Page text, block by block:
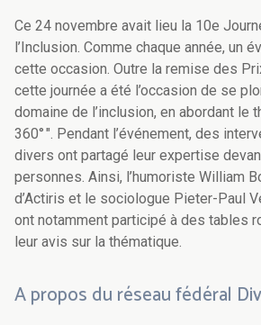
Ce 24 novembre avait lieu la 10e
l’Inclusion. Comme chaque année, un
cette occasion. Outre la remise des
cette journée a été l’occasion de se
domaine de l’inclusion, en abordant le
360° ". Pendant l’événement, des
divers ont partagé leur expertise
personnes. Ainsi, l’humoriste William
d’Actiris et le sociologue Pieter-Paul
ont notamment participé à des tables
leur avis sur la thématique.
A propos du réseau fédéral